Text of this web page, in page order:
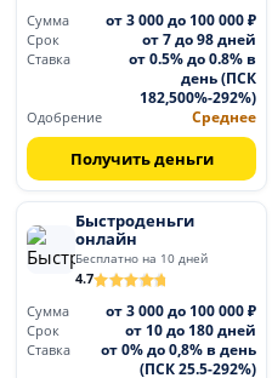
Сумма
от 3 000 до 100 000 ₽
Срок от 7 до 98 дней
Ставка
от 0.5% до 0.8% в
день (ПСК
182,500%-292%)
Одобрение Среднее
Получить деньги
Быстроденьги
онлайн
Бесплатно на 10 дней
4.7
Сумма
от 3 000 до 100 000 ₽
Срок от 10 до 180 дней
Ставка
от 0% до 0,8% в день
(ПСК 25.5-292%)